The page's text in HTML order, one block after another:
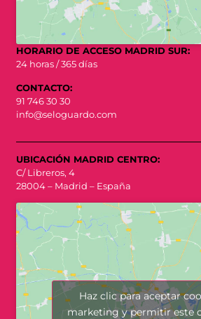
HORARIO DE ACCESO MADRID SUR:
24 horas / 365 días
CONTACTO:
91 746 30 30
info@seloguardo.com
UBICACIÓN MADRID CENTRO:
C/ Libreros, 4
28004 – Madrid – España
Haz clic para aceptar
marketing y permitir este